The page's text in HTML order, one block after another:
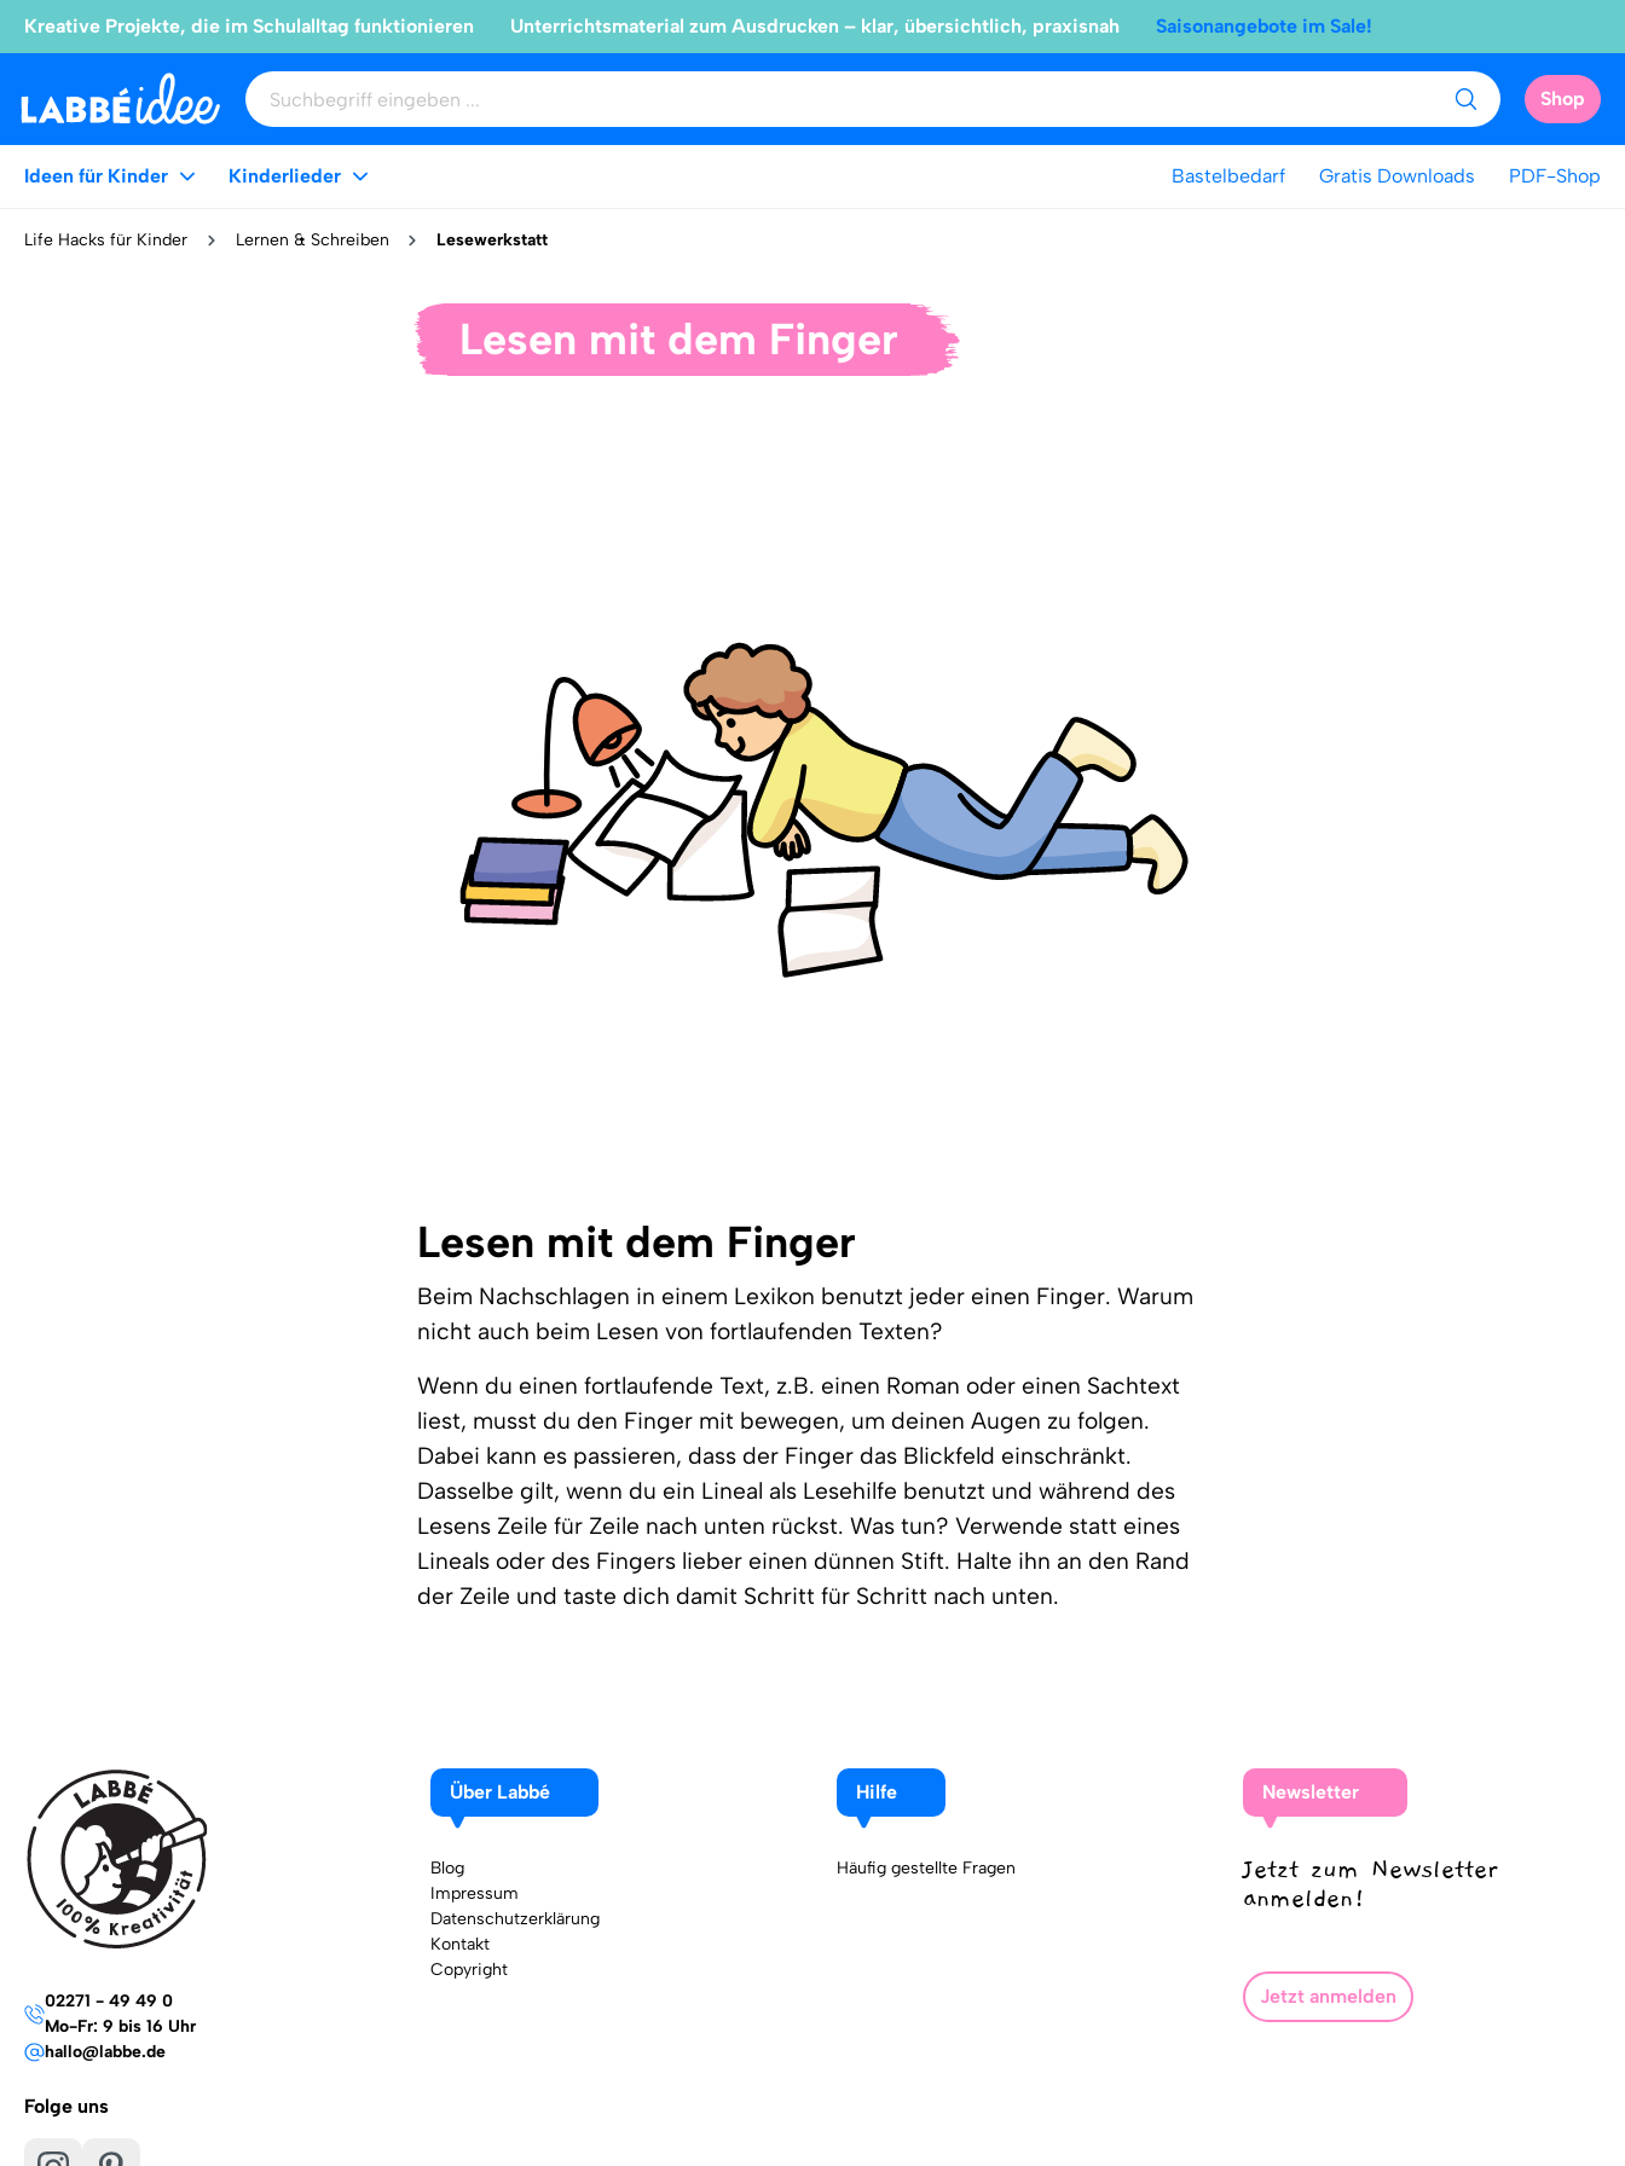
Kreative Projekte, die im Schulalltag funktionieren Unterrichtsmaterial zum Ausdrucken – klar, übersichtlich, praxisnah Saisonangebote im Sale!
Shop
Ideen für Kinder Kinderlieder Bastelbedarf Gratis Downloads PDF-Shop
Life Hacks für Kinder Lernen & Schreiben Lesewerkstatt
Lesen mit dem Finger
Lesen mit dem Finger
Beim Nachschlagen in einem Lexikon benutzt jeder einen Finger. Warum
nicht auch beim Lesen von fortlaufenden Texten?
Wenn du einen fortlaufende Text, z.B. einen Roman oder einen Sachtext
liest, musst du den Finger mit bewegen, um deinen Augen zu folgen.
Dabei kann es passieren, dass der Finger das Blickfeld einschränkt.
Dasselbe gilt, wenn du ein Lineal als Lesehilfe benutzt und während des
Lesens Zeile für Zeile nach unten rückst. Was tun? Verwende statt eines
Lineals oder des Fingers lieber einen dünnen Stift. Halte ihn an den Rand
der Zeile und taste dich damit Schritt für Schritt nach unten.
02271 - 49 49 0
Mo-Fr: 9 bis 16 Uhr
hallo@labbe.de
Folge uns
Über Labbé
Blog
Impressum
Datenschutzerklärung
Kontakt
Copyright
Hilfe
Häufig gestellte Fragen
Newsletter
Jetzt zum Newsletter
anmelden!
Jetzt anmelden